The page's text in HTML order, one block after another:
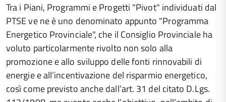
Tra i Piani, Programmi e Progetti "Pivot" individuati dal
PTSE ve ne è uno denominato appunto "Programma
Energetico Provinciale", che il Consiglio Provinciale ha
voluto particolarmente rivolto non solo alla
promozione e allo sviluppo delle fonti rinnovabili di
energie e all’incentivazione del risparmio energetico,
così come previsto anche dall’art. 31 del citato D.Lgs.